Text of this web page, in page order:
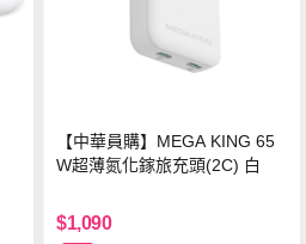
【中華員購】MEGA KING 65
W超薄氮化鎵旅充頭(2C) 白
$1,090